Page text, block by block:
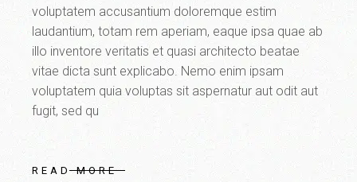
voluptatem accusantium doloremque estim
laudantium, totam rem aperiam, eaque ipsa quae ab
illo inventore veritatis et quasi architecto beatae
vitae dicta sunt explicabo. Nemo enim ipsam
voluptatem quia voluptas sit aspernatur aut odit aut
fugit, sed qu
READ MORE